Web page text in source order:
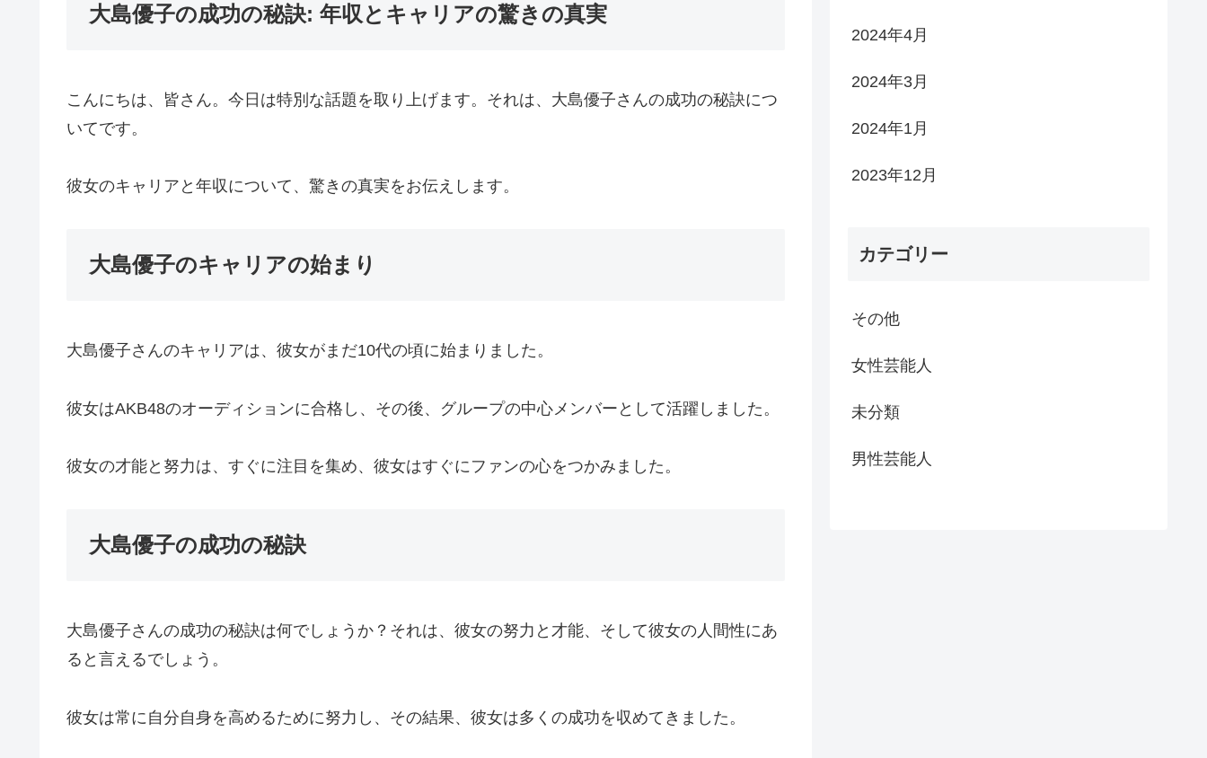
大島優子の成功の秘訣: 年収とキャリアの驚きの真実
こんにちは、皆さん。今日は特別な話題を取り上げます。それは、大島優子さんの成功の秘訣につ
いてです。
彼女のキャリアと年収について、驚きの真実をお伝えします。
大島優子のキャリアの始まり
大島優子さんのキャリアは、彼女がまだ10代の頃に始まりました。
彼女はAKB48のオーディションに合格し、その後、グループの中心メンバーとして活躍しました。
彼女の才能と努力は、すぐに注目を集め、彼女はすぐにファンの心をつかみました。
大島優子の成功の秘訣
大島優子さんの成功の秘訣は何でしょうか？それは、彼女の努力と才能、そして彼女の人間性にあ
ると言えるでしょう。
彼女は常に自分自身を高めるために努力し、その結果、彼女は多くの成功を収めてきました。
2024年4月
2024年3月
2024年1月
2023年12月
カテゴリー
その他
女性芸能人
未分類
男性芸能人